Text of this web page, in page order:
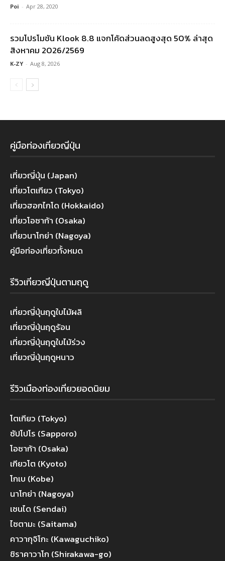
Poi - Apr 28, 2020
รวมโปรโมชัน Klook 8.8 แจกโค้ดส่วนลดสูงสุด 50% ล่าสุด
สิงหาคม 2026/2569
K-ZY - Aug 8, 2026
คู่มือท่องเที่ยวญี่ปุ่น
เที่ยวญี่ปุ่น (Japan)
เที่ยวโตเกียว (Tokyo)
เที่ยวฮอกไกโด (Hokkaido)
เที่ยวโอซาก้า (Osaka)
เที่ยวนาโกย่า (Nagoya)
คู่มือท่องเที่ยวทั้งหมด
รีวิวเที่ยวญี่ปุ่นตามฤดู
เที่ยวญี่ปุ่นฤดูใบไม้ผลิ
เที่ยวญี่ปุ่นฤดูร้อน
เที่ยวญี่ปุ่นฤดูใบไม้ร่วง
เที่ยวญี่ปุ่นฤดูหนาว
รีวิวเมืองท่องเที่ยวยอดนิยม
โตเกียว (Tokyo)
ซัปโปโร (Sapporo)
โอซาก้า (Osaka)
เกียวโต (Kyoto)
โกเบ (Kobe)
นาโกย่า (Nagoya)
เซนได (Sendai)
ไซตามะ (Saitama)
คาวากุจิโกะ (Kawaguchiko)
ชิราคาวาโก (Shirakawa-go)